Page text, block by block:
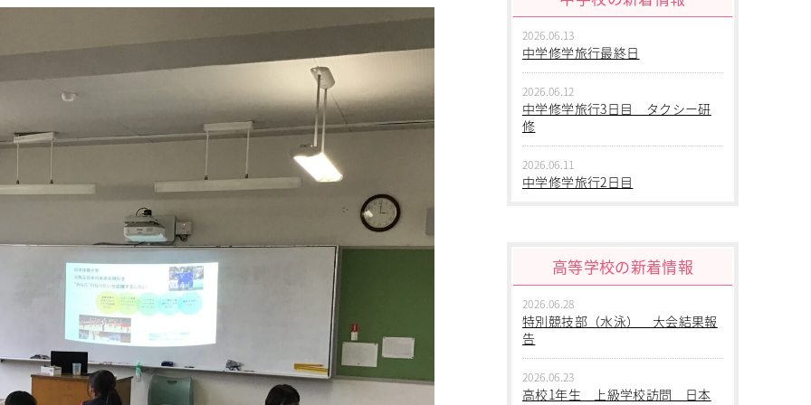
2026.06.13
中学修学旅行最終日
2026.06.12
中学修学旅行3日目 タクシー研
修
2026.06.11
中学修学旅行2日目
中学２年生 校外学習
2026.06.09
高等学校の新着情報
2026.06.28
特別競技部（水泳） 大会結果報
告
2026.06.23
高校1年生 上級学校訪問 日本